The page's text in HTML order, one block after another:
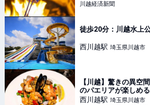
川越経済新聞
徒歩20分：川越水上
西川越駅 埼玉県川越市
【川越】驚きの異空
のパエリアが楽しめ
西川越駅 埼玉県川越市